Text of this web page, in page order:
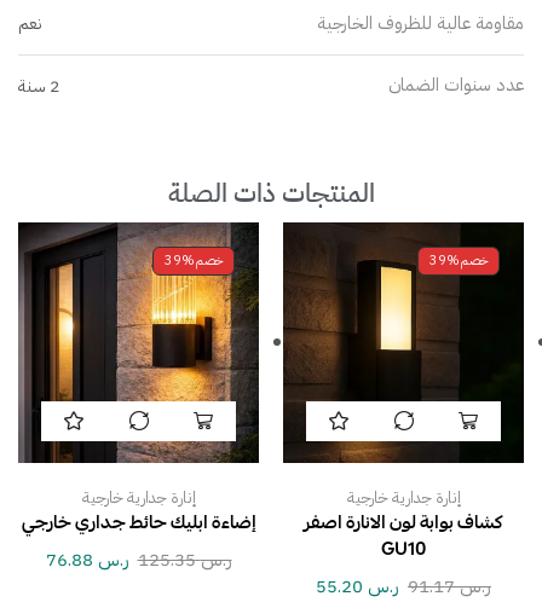
مقاومة عالية للظروف الخارجية نعم
عدد سنوات الضمان 2 سنة
المنتجات ذات الصلة
خصم39%
إنارة جدارية خارجية
كشاف بوابة لون الانارة اصفر
GU10
ر.س91.17 ر.س
خصم39%
إنارة جدارية خارجية
إضاءة ابليك حائط جداري خارجي
ر.س125.35 ر.س